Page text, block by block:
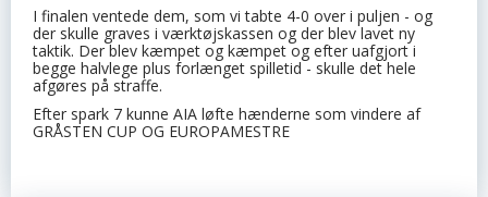
I finalen ventede dem, som vi tabte 4-0 over i puljen - og
der skulle graves i værktøjskassen og der blev lavet ny
taktik. Der blev kæmpet og kæmpet og efter uafgjort i
begge halvlege plus forlænget spilletid - skulle det hele
afgøres på straffe.
Efter spark 7 kunne AIA løfte hænderne som vindere af
GRÅSTEN CUP OG EUROPAMESTRE